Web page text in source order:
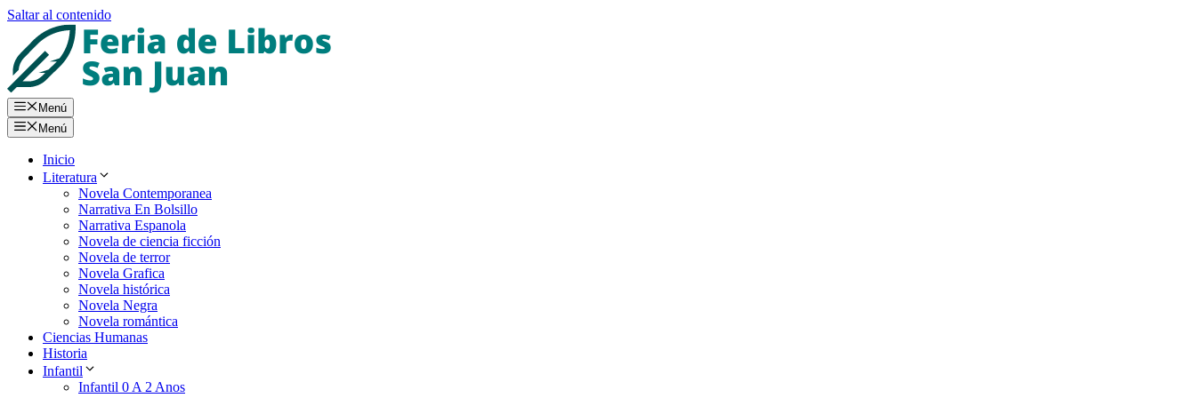
Saltar al contenido
Menú
Menú
Inicio
Literatura
Novela Contemporanea
Narrativa En Bolsillo
Narrativa Espanola
Novela de ciencia ficción
Novela de terror
Novela Grafica
Novela histórica
Novela Negra
Novela romántica
Ciencias Humanas
Historia
Infantil
Infantil 0 A 2 Anos